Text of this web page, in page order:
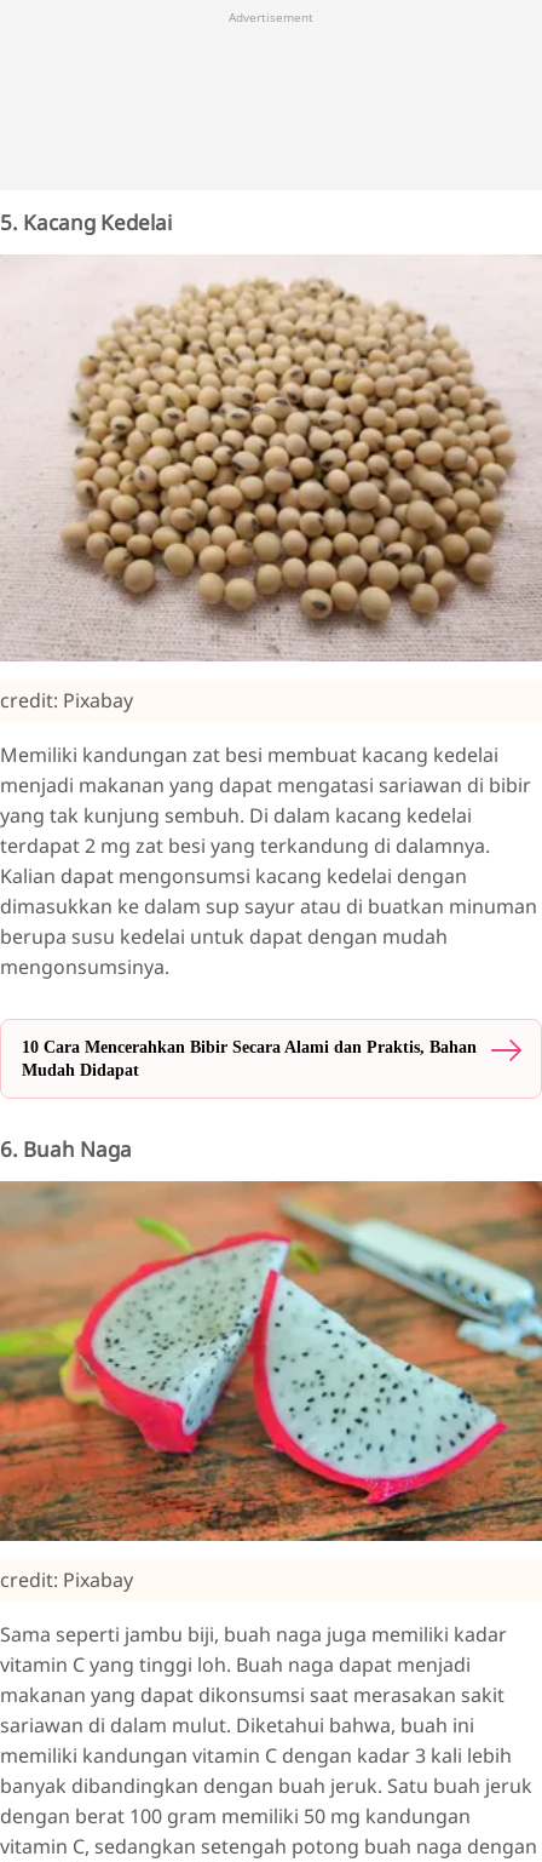
Advertisement
5. Kacang Kedelai
credit: Pixabay
Memiliki kandungan zat besi membuat kacang kedelai
menjadi makanan yang dapat mengatasi sariawan di bibir
yang tak kunjung sembuh. Di dalam kacang kedelai
terdapat 2 mg zat besi yang terkandung di dalamnya.
Kalian dapat mengonsumsi kacang kedelai dengan
dimasukkan ke dalam sup sayur atau di buatkan minuman
berupa susu kedelai untuk dapat dengan mudah
mengonsumsinya.
10 Cara Mencerahkan Bibir Secara Alami dan Praktis, Bahan
Mudah Didapat
6. Buah Naga
credit: Pixabay
Sama seperti jambu biji, buah naga juga memiliki kadar
vitamin C yang tinggi loh. Buah naga dapat menjadi
makanan yang dapat dikonsumsi saat merasakan sakit
sariawan di dalam mulut. Diketahui bahwa, buah ini
memiliki kandungan vitamin C dengan kadar 3 kali lebih
banyak dibandingkan dengan buah jeruk. Satu buah jeruk
dengan berat 100 gram memiliki 50 mg kandungan
vitamin C, sedangkan setengah potong buah naga dengan